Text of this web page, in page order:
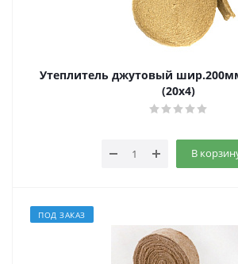
Утеплитель джутовый
(20х4)
В
ПОД ЗАКАЗ